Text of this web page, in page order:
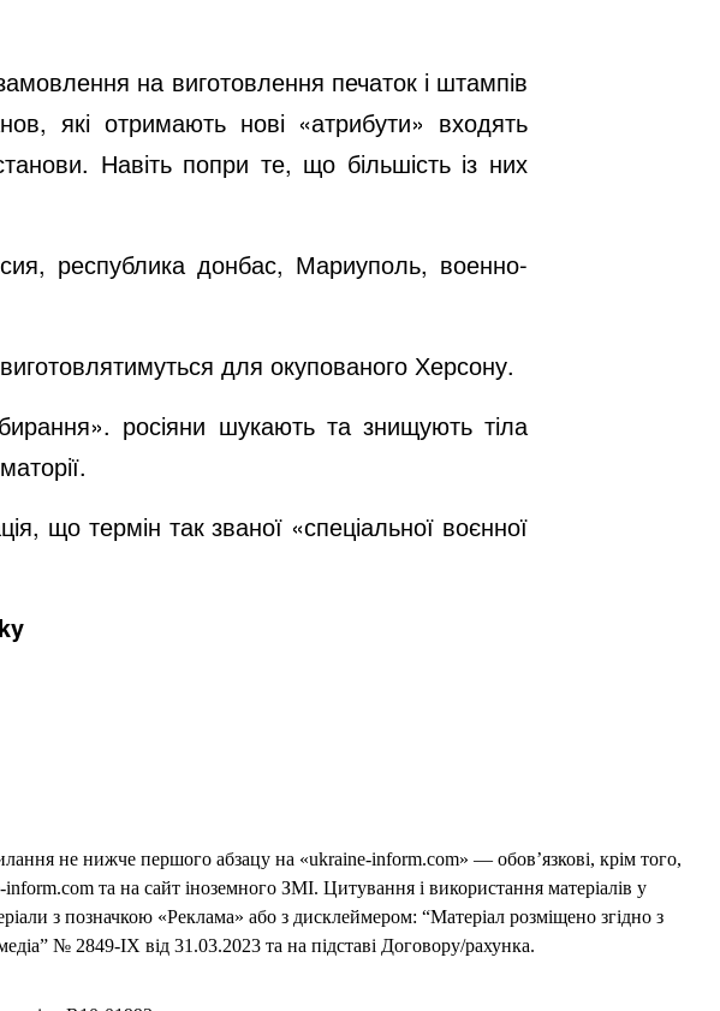
на виготовлення печаток і штампів
які отримають нові «атрибути» входять
Навіть попри те, що більшість із них
республика донбас, Мариуполь, военно-
для окупованого Херсону.
росіяни шукають та знищують тіла
що термін так званої «спеціальної воєнної
не нижче першого абзацу на «ukraine-inform.com» — обов’язкові, крім того,
та на сайт іноземного ЗМІ. Цитування і використання матеріалів у
з позначкою «Реклама» або з дисклеймером: “Матеріал розміщено згідно з
№ 2849-IX від 31.03.2023 та на підставі Договору/рахунка.